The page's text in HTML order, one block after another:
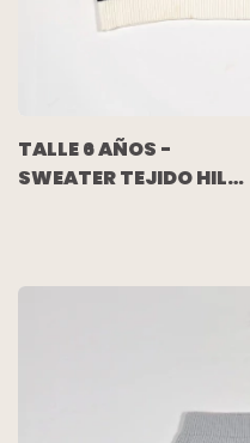
TALLE 6 AÑOS -
SWEATER TEJIDO HILO